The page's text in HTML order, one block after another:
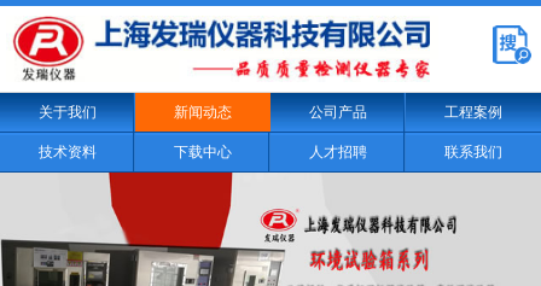
关于我们 新闻动态 公司产品 工程案例
技术资料 下载中心 人才招聘 联系我们